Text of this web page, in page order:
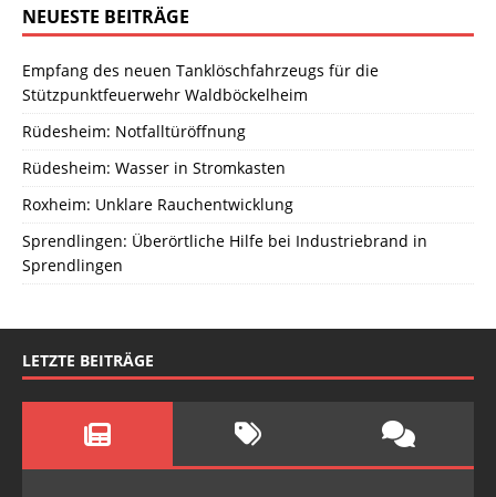
NEUESTE BEITRÄGE
Empfang des neuen Tanklöschfahrzeugs für die
Stützpunktfeuerwehr Waldböckelheim
Rüdesheim: Notfalltüröffnung
Rüdesheim: Wasser in Stromkasten
Roxheim: Unklare Rauchentwicklung
Sprendlingen: Überörtliche Hilfe bei Industriebrand in
Sprendlingen
LETZTE BEITRÄGE